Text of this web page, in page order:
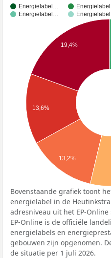
Energielabel…
Energielabel…
19,4%
13,6%
13,2%
Bovenstaande grafiek toont
energielabel in de
adresniveau uit het EP-Online
EP-Online is de officiële
energielabels en
gebouwen zijn opgenomen.
de situatie per 1 juli 2026.